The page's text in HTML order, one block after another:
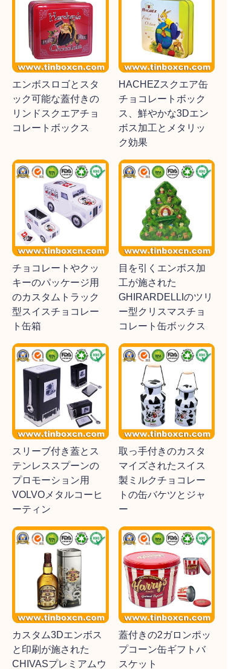
エンボスロゴとスタ
ック可能な蓋付きの
リンドスクエアチョ
コレートボックス
HACHEZスクエア缶
チョコレートボック
ス、鮮やかな3Dエン
ボス加工とメタリッ
ク効果
チョコレートやクッ
キーのパッケージ用
のカスタムトラック
型スイスチョコレー
ト缶箱
目を引くエンボス加
工が施された
GHIRARDELLIのツリ
ー型クリスマスチョ
コレート缶ボックス
スリーブ付き蓋とス
テンレススプーンの
プロモーション用
VOLVOメタルコーヒ
ーティン
取っ手付きのカスタ
マイズされたスイス
製ミルクチョコレー
トの缶バケツとジャ
ー
カスタム3Dエンボス
と印刷が施された
CHIVASプレミアムウ
蓋付きの2ガロンポッ
プコーン缶ギフトバ
スケット